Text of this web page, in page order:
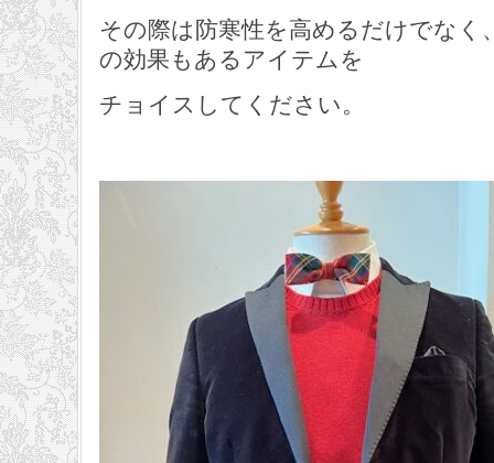
その際は防寒性を高めるだけでな
の効果もあるアイテムを
チョイスしてください。